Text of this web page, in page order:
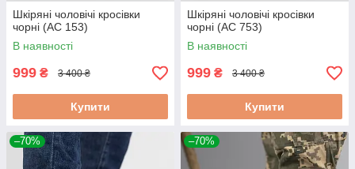
Шкіряні чоловічі кросівки
чорні (АС 153)
В наявності
999 ₴ 3 400 ₴
Купити
Шкіряні чоловічі кросівки
чорні (АС 753)
В наявності
999 ₴ 3 400 ₴
Купити
–70% –70%